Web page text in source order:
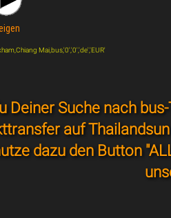
Mai,bus,'0','0','de','EUR'
Deiner Suche nach
auf
dazu den Button